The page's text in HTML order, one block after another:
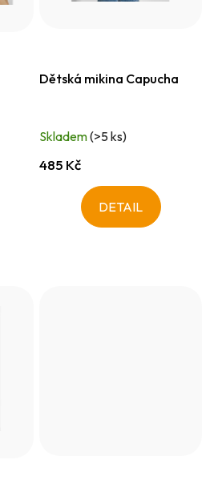
Dětská mikina Capucha
Skladem(>5 ks)
485 Kč
DETAIL